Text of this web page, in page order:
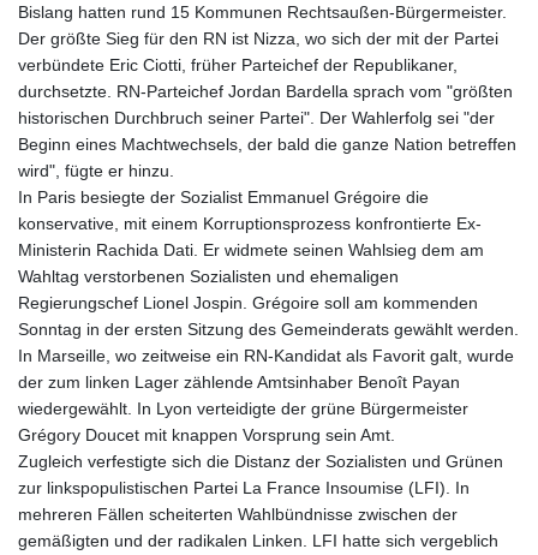
Bislang hatten rund 15 Kommunen Rechtsaußen-Bürgermeister.
Der größte Sieg für den RN ist Nizza, wo sich der mit der Partei
verbündete Eric Ciotti, früher Parteichef der Republikaner,
durchsetzte. RN-Parteichef Jordan Bardella sprach vom "größten
historischen Durchbruch seiner Partei". Der Wahlerfolg sei "der
Beginn eines Machtwechsels, der bald die ganze Nation betreffen
wird", fügte er hinzu.
In Paris besiegte der Sozialist Emmanuel Grégoire die
konservative, mit einem Korruptionsprozess konfrontierte Ex-
Ministerin Rachida Dati. Er widmete seinen Wahlsieg dem am
Wahltag verstorbenen Sozialisten und ehemaligen
Regierungschef Lionel Jospin. Grégoire soll am kommenden
Sonntag in der ersten Sitzung des Gemeinderats gewählt werden.
In Marseille, wo zeitweise ein RN-Kandidat als Favorit galt, wurde
der zum linken Lager zählende Amtsinhaber Benoît Payan
wiedergewählt. In Lyon verteidigte der grüne Bürgermeister
Grégory Doucet mit knappen Vorsprung sein Amt.
Zugleich verfestigte sich die Distanz der Sozialisten und Grünen
zur linkspopulistischen Partei La France Insoumise (LFI). In
mehreren Fällen scheiterten Wahlbündnisse zwischen der
gemäßigten und der radikalen Linken. LFI hatte sich vergeblich